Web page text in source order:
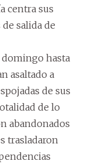
centra sus
salida de
domingo hasta
asaltado a
de sus
de lo
abandonados
trasladaron